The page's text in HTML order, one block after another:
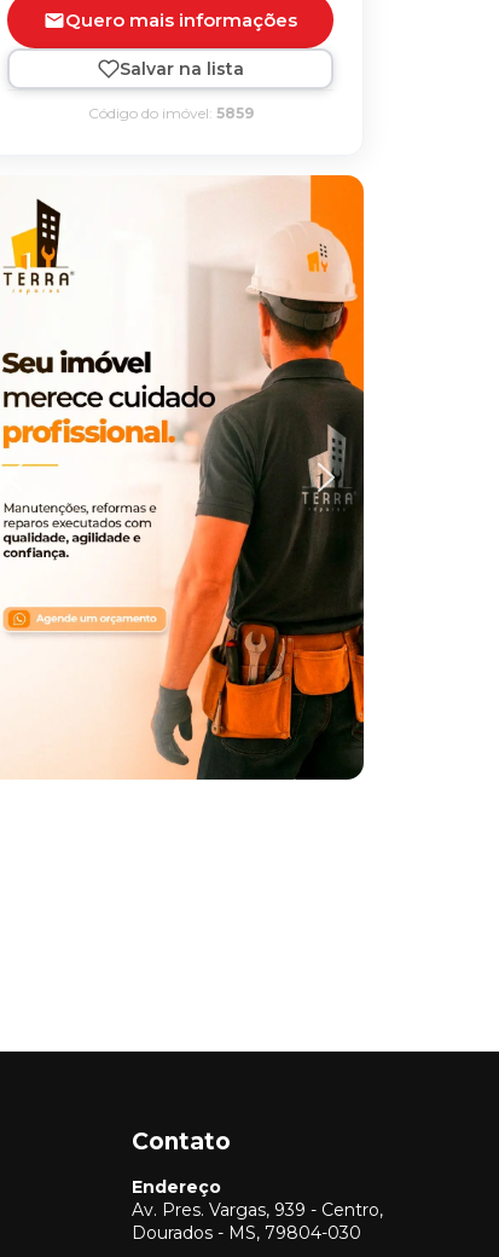
Quero mais informações
Salvar na lista
Código do imóvel: 5859
Contato
Endereço
Av. Pres. Vargas, 939 - Centro,
Dourados - MS, 79804-030